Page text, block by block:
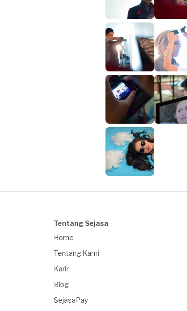
Tentang Sejasa
Home
Tentang Kami
Karir
Blog
SejasaPay